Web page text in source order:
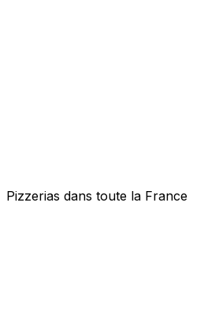
Pizzerias dans toute la France